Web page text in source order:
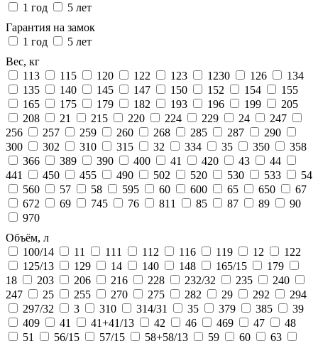
1 год
5 лет
Гарантия на замок
1 год
5 лет
Вес, кг
113
115 120 122 123 1230 126
134
135
140 145 147 150 152 154
155
165
175 179 182 193 196 199
205
208
21 215 220 224 229 24
247
256
257 259 260 268 285 287
290
300
302 310 315 32 334 35 350
358
366
389 390 400 41 420 43
44
441
450 455 490 502 520 530 533
54
560
57 58 595 60 600 65 650
67
672
69 745 76 811 85 87 89
90
970
Объём, л
100/14
11 111 112 116 119 12
122
125/13
129 14 140 148 165/15
179
18
203 206 216 228 232/32 235
240
247
25 255 270 275 282 29 292
294
297/32
3 310 314/31 35 379 385
39
409
41 41+41/13 42 46 469 47
48
51
56/15 57/15 58+58/13 59 60
63